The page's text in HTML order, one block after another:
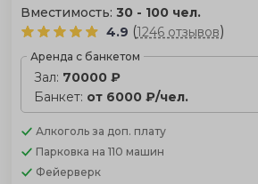
Вместимость: 30 - 100 чел.
4.9 (1246 отзывов)
Аренда с банкетом
Зал: 70000 ₽
Банкет: от 6000 ₽/чел.
Алкоголь за доп. плату
Парковка на 110 машин
Фейерверк